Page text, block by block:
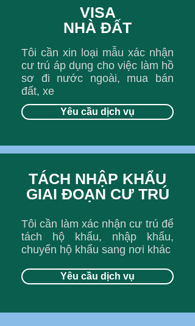
VISA
NHÀ ĐẤT
Tôi cần xin loại mẫu xác nhận
cư trú áp dụng cho việc làm hồ
sơ đi nước ngoài, mua bán
đất, xe
Yêu cầu dịch vụ
TÁCH NHẬP KHẨU
GIAI ĐOẠN CƯ TRÚ
Tôi cần làm xác nhận cư trú để
tách hộ khẩu, nhập khẩu,
chuyển hộ khẩu sang nơi khác
Yêu cầu dịch vụ